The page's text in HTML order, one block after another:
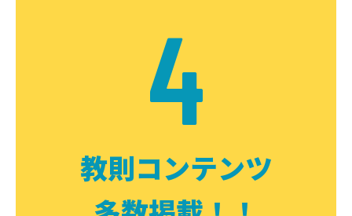
4
教則コンテンツ